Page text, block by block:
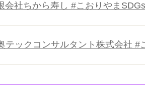
会社ちから寿し #こおりやま
テックコンサルタント株式会社